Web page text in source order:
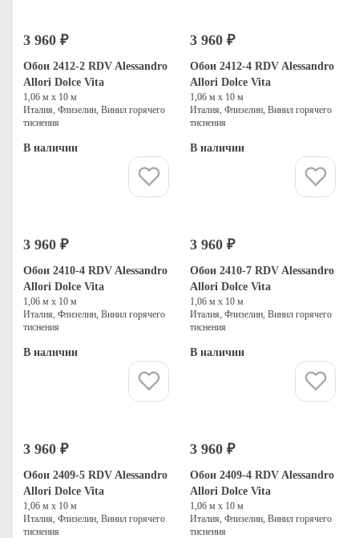
3 960 ₽
Обои 2412-2 RDV Alessandro
Allori Dolce Vita
1,06 м х 10 м
Италия, Флизелин, Винил горячего
тиснения
В наличии
3 960 ₽
Обои 2412-4 RDV Alessandro
Allori Dolce Vita
1,06 м х 10 м
Италия, Флизелин, Винил горячего
тиснения
В наличии
3 960 ₽
Обои 2410-4 RDV Alessandro
Allori Dolce Vita
1,06 м х 10 м
Италия, Флизелин, Винил горячего
тиснения
В наличии
3 960 ₽
Обои 2410-7 RDV Alessandro
Allori Dolce Vita
1,06 м х 10 м
Италия, Флизелин, Винил горячего
тиснения
В наличии
3 960 ₽
Обои 2409-5 RDV Alessandro
Allori Dolce Vita
1,06 м х 10 м
Италия, Флизелин, Винил горячего
тиснения
3 960 ₽
Обои 2409-4 RDV Alessandro
Allori Dolce Vita
1,06 м х 10 м
Италия, Флизелин, Винил горячего
тиснения